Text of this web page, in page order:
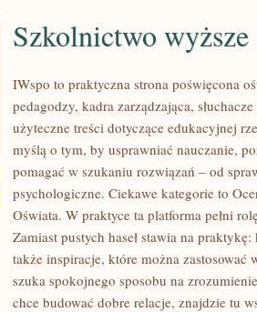
SZKOLNICTWO
WYŻSZE
Szkolnictwo wyższe
IWspo to praktyczna strona poświęcona
pedagodzy, kadra zarządzająca,
użyteczne treści dotyczące edukacyjnej
myślą o tym, by usprawniać nauczanie,
pomagać w szukaniu rozwiązań – od
psychologiczne. Ciekawe kategorie to
Oświata. W praktyce ta platforma pełni
Zamiast pustych haseł stawia na
także inspiracje, które można
szuka spokojnego sposobu na
chce budować dobre relacje, znajdzie tu